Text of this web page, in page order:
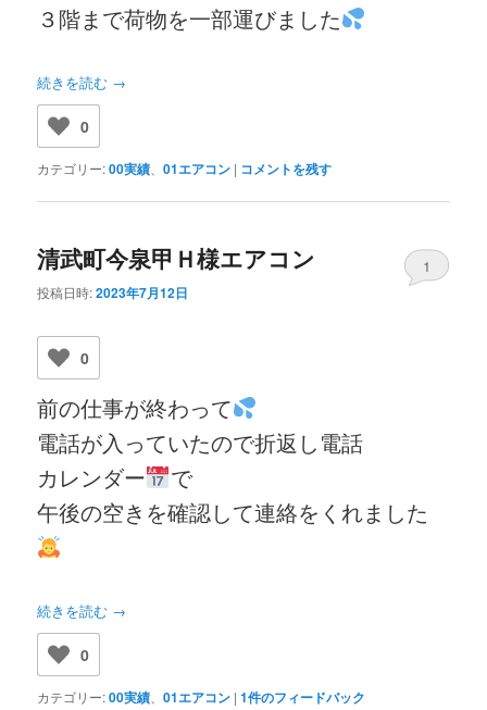
３階まで荷物を一部運びました
続きを読む →
0
カテゴリー:00実績 、01エアコン | コメントを残す
清武町今泉甲Ｈ様エアコン
投稿日時:2023年7月12日
1
0
前の仕事が終わって
電話が入っていたので折返し電話
カレンダー
で
午後の空きを確認して連絡をくれました
続きを読む →
0
カテゴリー:00実績 、01エアコン |1件のフィードバック